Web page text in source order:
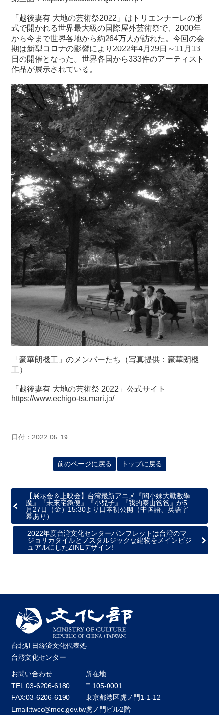
「越後妻有 大地の芸術祭2022」はトリエンナーレの形
式で開かれる世界最大級の国際屋外芸術祭で、2000年
から今まで世界各地から約264万人が訪れた。今回の会
期は新型コロナの影響により2022年4月29日～11月13
日の開催となった。世界各国から333件のアーティスト
作品が展示されている。
「豪華朗機工」のメンバーたち（写真提供：豪華朗機
工）
「越後妻有 大地の芸術祭 2022」公式サイト
https://www.echigo-tsumari.jp/
日付：2022-05-19
前のページに戻る トップに戻る
【展示会＆上映会】台湾最新アニメ『閻小妹大戰數學
魔』『未來宅急便』『小兒子』『我的泰山爸爸』が5
月27日（金）15:30より日本初公開（中国語、英語字
幕あり）
2022年度台湾文化センターパンフレットは台湾のマ
ジョリカタイルとノスタルジックな建物をメインビジ
ュアルにしたZINEデザイン!
台北駐日経済文化代表処
台湾文化センター
お問い合わせ
TEL:03-6206-6180
FAX:03-6206-6190
Email:twcc@moc.gov.tw
所在地
〒105-0001
東京都港区虎ノ門1-1-12
虎ノ門ビル2階